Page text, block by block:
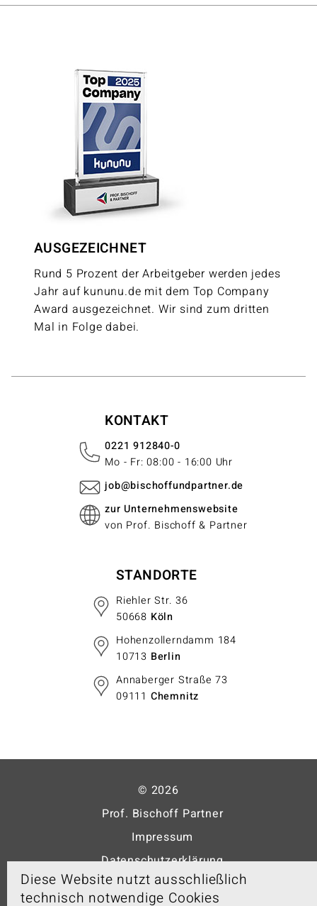
AUSGEZEICHNET
Rund 5 Prozent der Arbeitgeber werden jedes
Jahr auf kununu.de mit dem Top Company
Award ausgezeichnet. Wir sind zum dritten
Mal in Folge dabei.
KONTAKT
0221 912840-0
Mo - Fr: 08:00 - 16:00 Uhr
job@bischoffundpartner.de
zur Unternehmenswebsite
von Prof. Bischoff & Partner
STANDORTE
Riehler Str. 36
50668 Köln
Hohenzollerndamm 184
10713 Berlin
Annaberger Straße 73
09111 Chemnitz
© 2026
Prof. Bischoff Partner
Impressum
Datenschutzerklärung
Cookies
Diese Website nutzt ausschließlich
technisch notwendige Cookies